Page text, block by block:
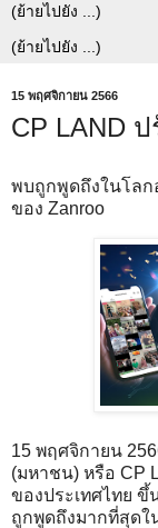
15 พฤศจิกายน 2566
CP LAND
พบถูกพูดถึงในโลก
ของ Zanroo
15 พฤศจิกายน
(มหาชน) หรือ CP
ของประเทศไทย
ถูกพูดถึงมากที่สุดใ